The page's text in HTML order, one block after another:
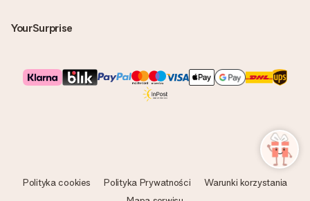
YourSurprise
Polityka cookies Polityka Prywatności
Warunki korzystania